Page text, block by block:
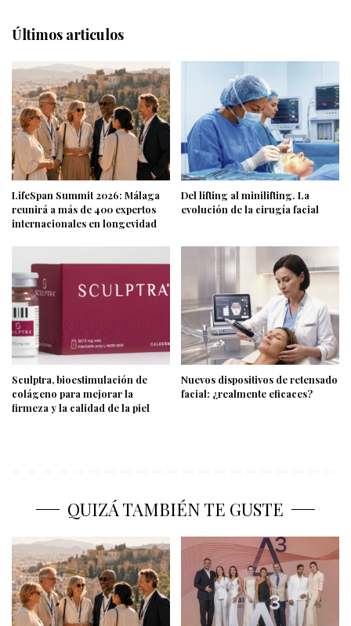
Últimos articulos
LifeSpan Summit 2026: Málaga
reunirá a más de 400 expertos
internacionales en longevidad
Del lifting al minilifting. La
evolución de la cirugía facial
Sculptra, bioestimulación de
colágeno para mejorar la
firmeza y la calidad de la piel
Nuevos dispositivos de retensado
facial: ¿realmente eficaces?
QUIZÁ TAMBIÉN TE GUSTE